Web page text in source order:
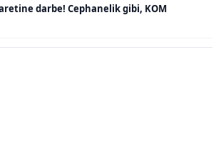
darbe! Cephanelik gibi, KOM